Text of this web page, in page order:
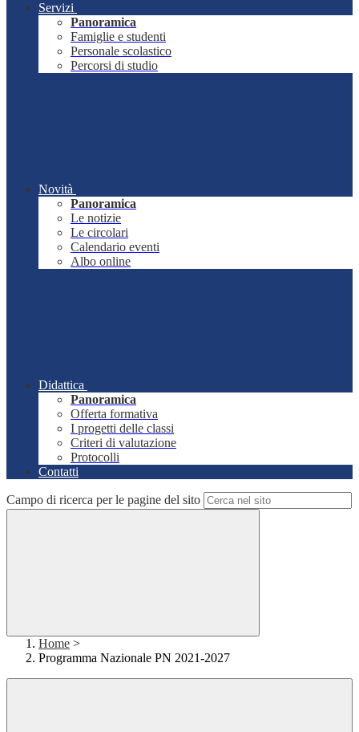
Servizi
Panoramica
Famiglie e studenti
Personale scolastico
Percorsi di studio
Novità
Panoramica
Le notizie
Le circolari
Calendario eventi
Albo online
Didattica
Panoramica
Offerta formativa
I progetti delle classi
Criteri di valutazione
Protocolli
Contatti
Campo di ricerca per le pagine del sito
Home >
Programma Nazionale PN 2021-2027